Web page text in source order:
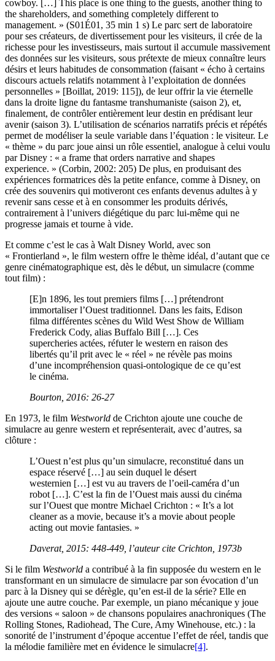
cowboy. […] This place is one thing to the guests, another thing to
the shareholders, and something completely different to
management. » (S01É01, 35 min 1 s) Le parc sert de laboratoire
pour ses créateurs, de divertissement pour les visiteurs, il crée de la
richesse pour les investisseurs, mais surtout il accumule massivement
des données sur les visiteurs, sous prétexte de mieux connaître leurs
désirs et leurs habitudes de consommation (faisant « écho à certains
discours actuels relatifs notamment à l’exploitation de données
personnelles » [Boillat, 2019: 115]), de leur offrir la vie éternelle
dans la droite ligne du fantasme transhumaniste (saison 2), et,
finalement, de contrôler entièrement leur destin en prédisant leur
avenir (saison 3). L’utilisation de scénarios narratifs précis et répétés
permet de modéliser la seule variable dans l’équation : le visiteur. Le
« thème » du parc joue ainsi un rôle essentiel, analogue à celui voulu
par Disney : « a frame that orders narrative and shapes
experience. » (Corbin, 2002: 205) De plus, en produisant des
expériences formatrices dès la petite enfance, comme à Disney, on
crée des souvenirs qui motiveront ces enfants devenus adultes à y
revenir sans cesse et à en consommer les produits dérivés,
contrairement à l’univers diégétique du parc lui-même qui ne
progresse jamais et tourne à vide.
Et comme c’est le cas à Walt Disney World, avec son
« Frontierland », le film western offre le thème idéal, d’autant que ce
genre cinématographique est, dès le début, un simulacre (comme
tout film) :
[E]n 1896, les tout premiers films […] prétendront
immortaliser l’Ouest traditionnel. Dans les faits, Edison
filma différentes scènes du Wild West Show de William
Frederick Cody, alias Buffalo Bill […]. Ces
supercheries actées, réfuter le western en raison des
libertés qu’il prit avec le « réel » ne révèle pas moins
d’une incompréhension quasi-ontologique de ce qu’est
le cinéma.
Bourton, 2016: 26-27
En 1973, le film Westworld de Crichton ajoute une couche de
simulacre au genre western et représenterait, avec d’autres, sa
clôture :
L’Ouest n’est plus qu’un simulacre, reconstitué dans un
espace réservé […] au sein duquel le désert
westernien […] est vu au travers de l’oeil-caméra d’un
robot […]. C’est la fin de l’Ouest mais aussi du cinéma
sur l’Ouest que montre Michael Crichton : « It’s a lot
cleaner as a movie, because it’s a movie about people
acting out movie fantasies. »
Daverat, 2015: 448-449, l’auteur cite Crichton, 1973b
Si le film Westworld a contribué à la fin supposée du western en le
transformant en un simulacre de simulacre par son évocation d’un
parc à la Disney qui se dérègle, qu’en est-il de la série? Elle en
ajoute une autre couche. Par exemple, un piano mécanique y joue
des versions « saloon » de chansons populaires anachroniques (The
Rolling Stones, Radiohead, The Cure, Amy Winehouse, etc.) : la
sonorité de l’instrument d’époque accentue l’effet de réel, tandis que
la mélodie familière met en évidence le simulacre[4].